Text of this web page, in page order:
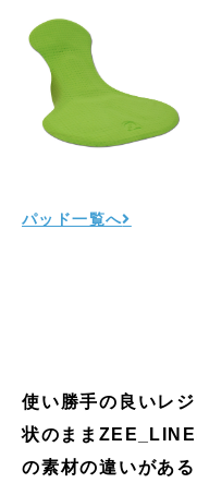
パッド一覧へ
使い勝手の良いレ
状のまま
の素材の違いがあ